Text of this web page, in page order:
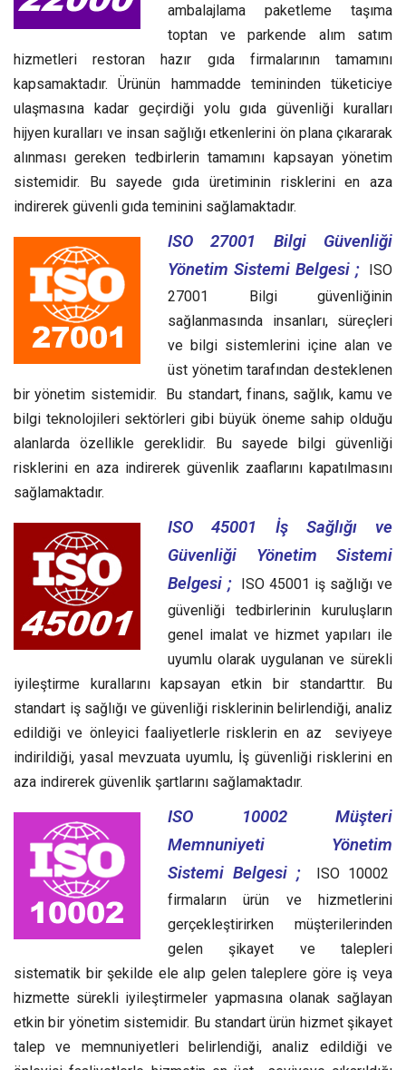
ambalajlama paketleme taşıma
toptan ve parkende alım satım
hizmetleri restoran hazır gıda firmalarının tamamını
kapsamaktadır. Ürünün hammadde temininden tüketiciye
ulaşmasına kadar geçirdiği yolu gıda güvenliği kuralları
hijyen kuralları ve insan sağlığı etkenlerini ön plana çıkararak
alınması gereken tedbirlerin tamamını kapsayan yönetim
sistemidir. Bu sayede gıda üretiminin risklerini en aza
indirerek güvenli gıda teminini sağlamaktadır.
ISO 27001 Bilgi Güvenliği
Yönetim Sistemi Belgesi ; ISO
27001 Bilgi güvenliğinin
sağlanmasında insanları, süreçleri
ve bilgi sistemlerini içine alan ve
üst yönetim tarafından desteklenen
bir yönetim sistemidir. Bu standart, finans, sağlık, kamu ve
bilgi teknolojileri sektörleri gibi büyük öneme sahip olduğu
alanlarda özellikle gereklidir. Bu sayede bilgi güvenliği
risklerini en aza indirerek güvenlik zaaflarını kapatılmasını
sağlamaktadır.
ISO 45001 İş Sağlığı ve
Güvenliği Yönetim Sistemi
Belgesi ; ISO 45001 iş sağlığı ve
güvenliği tedbirlerinin kuruluşların
genel imalat ve hizmet yapıları ile
uyumlu olarak uygulanan ve sürekli
iyileştirme kurallarını kapsayan etkin bir standarttır. Bu
standart iş sağlığı ve güvenliği risklerinin belirlendiği, analiz
edildiği ve önleyici faaliyetlerle risklerin en az seviyeye
indirildiği, yasal mevzuata uyumlu, İş güvenliği risklerini en
aza indirerek güvenlik şartlarını sağlamaktadır.
ISO 10002 Müşteri
Memnuniyeti Yönetim
Sistemi Belgesi ;
ISO 10002
firmaların ürün ve hizmetlerini
gerçekleştirirken müşterilerinden
gelen şikayet ve talepleri
sistematik bir şekilde ele alıp gelen taleplere göre iş veya
hizmette sürekli iyileştirmeler yapmasına olanak sağlayan
etkin bir yönetim sistemidir. Bu standart ürün hizmet şikayet
talep ve memnuniyetleri belirlendiği, analiz edildiği ve